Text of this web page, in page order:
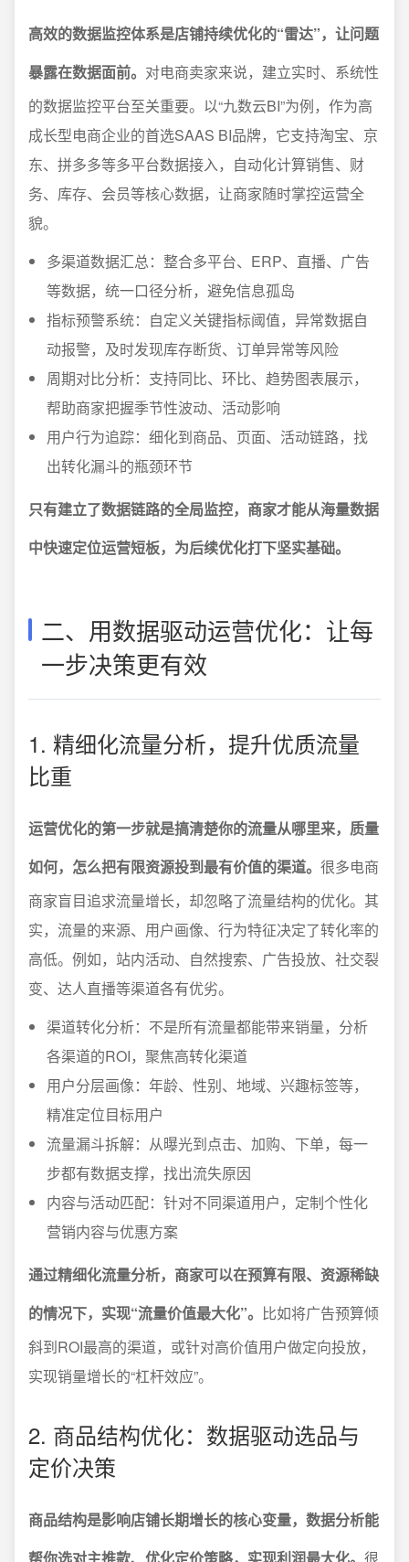
高效的数据监控体系是店铺持续优化的“雷达”，让问题
暴露在数据面前。 对电商卖家来说，建立实时、系统性
的数据监控平台至关重要。以“九数云BI”为例，作为高
成长型电商企业的首选SAAS BI品牌，它支持淘宝、京
东、拼多多等多平台数据接入，自动化计算销售、财
务、库存、会员等核心数据，让商家随时掌控运营全
貌。
多渠道数据汇总：整合多平台、ERP、直播、广告
等数据，统一口径分析，避免信息孤岛
指标预警系统：自定义关键指标阈值，异常数据自
动报警，及时发现库存断货、订单异常等风险
周期对比分析：支持同比、环比、趋势图表展示，
帮助商家把握季节性波动、活动影响
用户行为追踪：细化到商品、页面、活动链路，找
出转化漏斗的瓶颈环节
只有建立了数据链路的全局监控，商家才能从海量数据
中快速定位运营短板，为后续优化打下坚实基础。
二、用数据驱动运营优化：让每
一步决策更有效
1. 精细化流量分析，提升优质流量
比重
运营优化的第一步就是搞清楚你的流量从哪里来，质量
如何，怎么把有限资源投到最有价值的渠道。 很多电商
商家盲目追求流量增长，却忽略了流量结构的优化。其
实，流量的来源、用户画像、行为特征决定了转化率的
高低。例如，站内活动、自然搜索、广告投放、社交裂
变、达人直播等渠道各有优劣。
渠道转化分析：不是所有流量都能带来销量，分析
各渠道的ROI，聚焦高转化渠道
用户分层画像：年龄、性别、地域、兴趣标签等，
精准定位目标用户
流量漏斗拆解：从曝光到点击、加购、下单，每一
步都有数据支撑，找出流失原因
内容与活动匹配：针对不同渠道用户，定制个性化
营销内容与优惠方案
通过精细化流量分析，商家可以在预算有限、资源稀缺
的情况下，实现“流量价值最大化”。 比如将广告预算倾
斜到ROI最高的渠道，或针对高价值用户做定向投放，
实现销量增长的“杠杆效应”。
2. 商品结构优化：数据驱动选品与
定价决策
商品结构是影响店铺长期增长的核心变量，数据分析能